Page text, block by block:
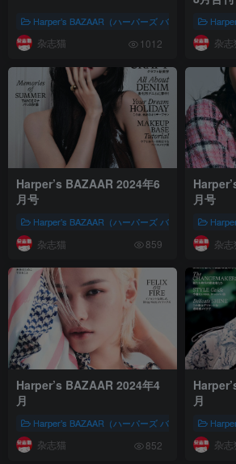
Harper’s BAZAAR（ハーパーズ バザー) 女性
杂志猫 1012 杂志
Harper’s BAZAAR 2024年6
月号
Harper’s BAZAAR（ハーパーズ バザー) 女性
杂志猫 859
月号
杂志
Harper’s BAZAAR 2024年4
月
Harper’s BAZAAR（ハーパーズ バザー) 女性
杂志猫 852
月
杂志